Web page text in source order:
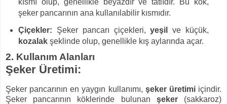
kısmı olup, genellikle beyazdır ve tatlıdır. Bu kök,
şeker pancarının ana kullanılabilir kısmıdır.
Çiçekler: Şeker pancarı çiçekleri,yeşil
ve küçük,
kozalakşeklinde olup, genellikle kış aylarında açar.
2. Kullanım Alanları
Şeker Üretimi:
Şeker pancarının en yaygın kullanımı, şeker üretimiiçindir.
Şeker pancarının köklerinde bulunan şeker(sakkaroz)